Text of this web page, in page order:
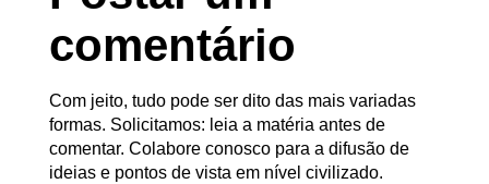
comentário
Com jeito, tudo pode ser dito das mais variadas
formas. Solicitamos: leia a matéria antes de
comentar. Colabore conosco para a difusão de
ideias e pontos de vista em nível civilizado.